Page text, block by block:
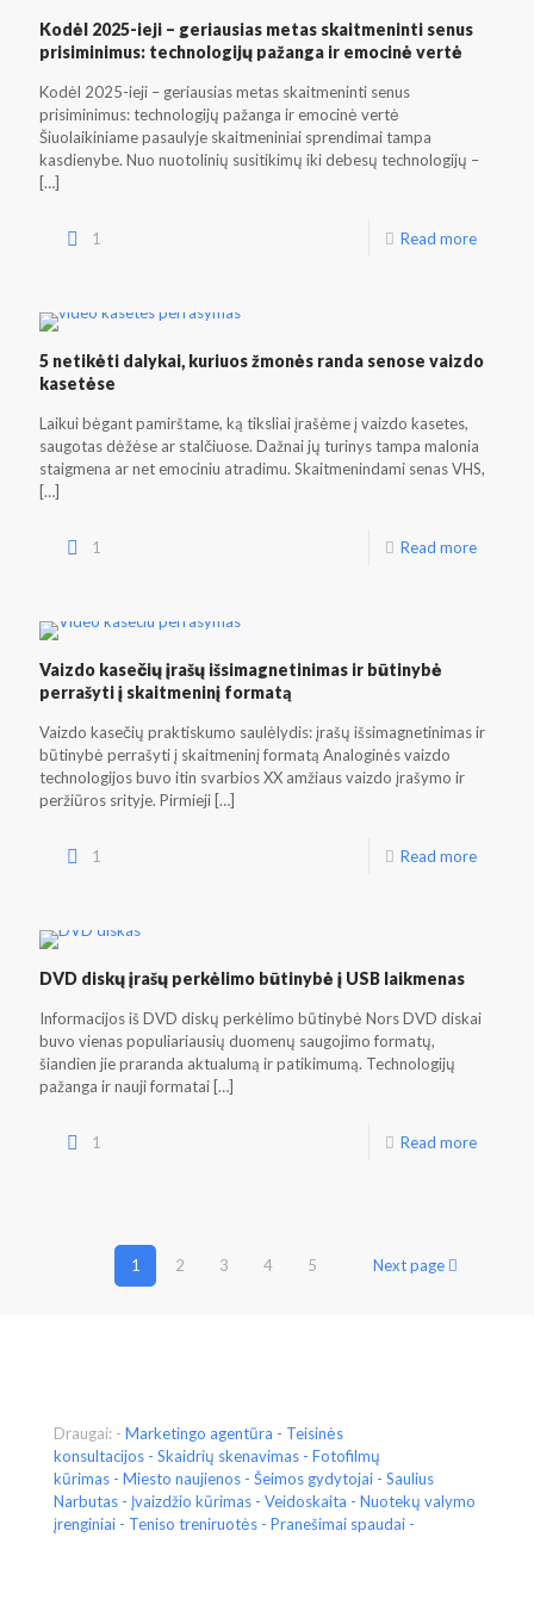
Kodėl 2025-ieji – geriausias metas skaitmeninti senus
prisiminimus: technologijų pažanga ir emocinė vertė
Kodėl 2025-ieji – geriausias metas skaitmeninti senus
prisiminimus: technologijų pažanga ir emocinė vertė
Šiuolaikiniame pasaulyje skaitmeniniai sprendimai tampa
kasdienybe. Nuo nuotolinių susitikimų iki debesų technologijų –
[…]
1 Read more
5 netikėti dalykai, kuriuos žmonės randa senose vaizdo
kasetėse
Laikui bėgant pamirštame, ką tiksliai įrašėme į vaizdo kasetes,
saugotas dėžėse ar stalčiuose. Dažnai jų turinys tampa malonia
staigmena ar net emociniu atradimu. Skaitmenindami senas VHS,
[…]
1 Read more
Vaizdo kasečių įrašų išsimagnetinimas ir būtinybė
perrašyti į skaitmeninį formatą
Vaizdo kasečių praktiskumo saulėlydis: įrašų išsimagnetinimas ir
būtinybė perrašyti į skaitmeninį formatą Analoginės vaizdo
technologijos buvo itin svarbios XX amžiaus vaizdo įrašymo ir
peržiūros srityje. Pirmieji[…]
1 Read more
DVD diskų įrašų perkėlimo būtinybė į USB laikmenas
Informacijos iš DVD diskų perkėlimo būtinybė Nors DVD diskai
buvo vienas populiariausių duomenų saugojimo formatų,
šiandien jie praranda aktualumą ir patikimumą. Technologijų
pažanga ir nauji formatai[…]
1 Read more
1 2 3 4 5 Next page
Draugai: - Marketingo agentūra - Teisinės
konsultacijos - Skaidrių skenavimas - Fotofilmų
kūrimas - Miesto naujienos - Šeimos gydytojai - Saulius
Narbutas - Įvaizdžio kūrimas - Veidoskaita - Nuotekų valymo
įrenginiai - Teniso treniruotės - Pranešimai spaudai -